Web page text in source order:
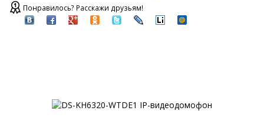
Понравилось? Расскажи друзьям!